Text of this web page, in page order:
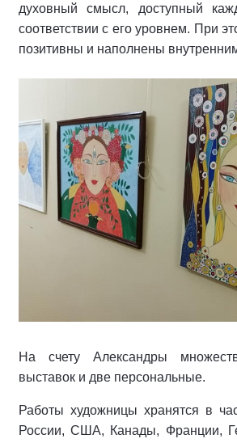
духовный смысл, доступный
соответствии с его уровнем. При
позитивны и наполнены
На счету Александры
выставок и две персональные.
Работы художницы хранятся в
России, США, Канады, Франции,